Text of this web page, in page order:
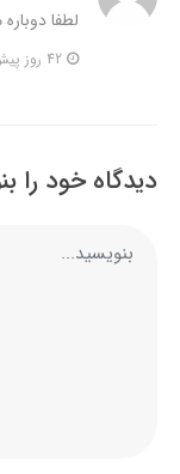
لطفا
دیدگاه خود را